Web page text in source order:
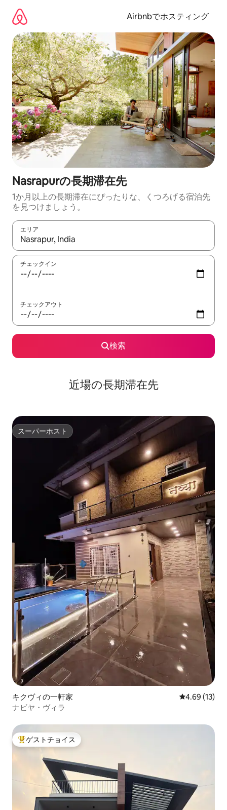
Airbnbでホスティング
Nasrapurの長期滞在先
1か月以上の長期滞在にぴったりな、くつろげる宿泊先
を見つけましょう。
エリア
検索結果が表示されたら、上下の矢印キーを使って移動するか
チェックイン
チェックアウト
検索
近場の長期滞在先
スーパーホスト
スーパーホスト
キクヴィの一軒家 レビュー13
4.69 (13)
ナビヤ・ヴィラ
大好評のゲストチョイスです。
ゲストチョイス